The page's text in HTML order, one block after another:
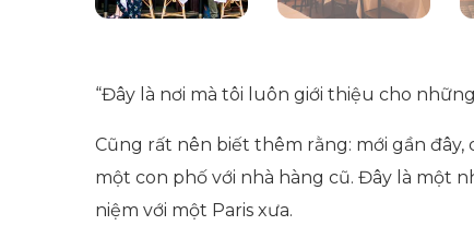
“Đây là nơi mà tôi luôn giới thiệu cho
Cũng rất nên biết thêm rằng: mới gần
một con phố với nhà hàng cũ. Đây là một
niệm với một Paris xưa.